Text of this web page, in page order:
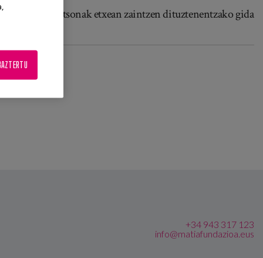
Adineko pertsonak etxean zaintzen dituztenentzako gida
+34 943 317 123
info@matiafundazioa.eus